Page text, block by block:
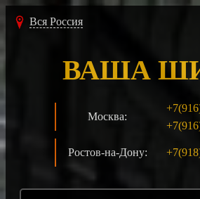
Вся Россия
Москва:
Ростов-на-Дону:
ВАША